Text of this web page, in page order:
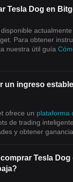
Tesla Dog en
Para obtener
nuestra útil guía
un ingreso
ofrece un plataforma
de trading
y obtener
Tesla Dog